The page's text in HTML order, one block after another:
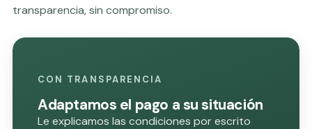
transparencia, sin compromiso.
CON TRANSPARENCIA
Adaptamos el pago a su situación
Le explicamos las condiciones por escrito